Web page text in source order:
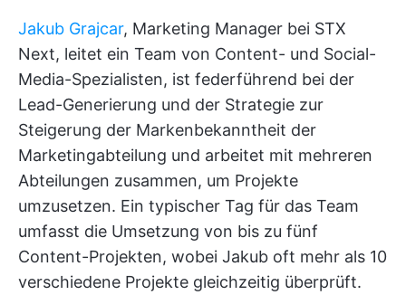
Jakub Grajcar, Marketing Manager bei STX
Next, leitet ein Team von Content- und Social-
Media-Spezialisten, ist federführend bei der
Lead-Generierung und der Strategie zur
Steigerung der Markenbekanntheit der
Marketingabteilung und arbeitet mit mehreren
Abteilungen zusammen, um Projekte
umzusetzen. Ein typischer Tag für das Team
umfasst die Umsetzung von bis zu fünf
Content-Projekten, wobei Jakub oft mehr als 10
verschiedene Projekte gleichzeitig überprüft.